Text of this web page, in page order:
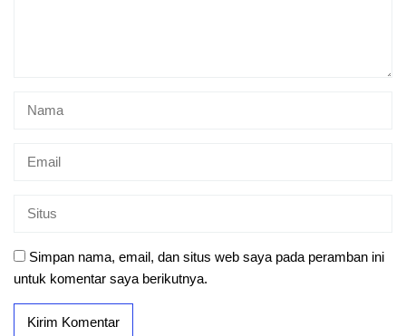
Simpan nama, email, dan situs web saya pada peramban ini
untuk komentar saya berikutnya.